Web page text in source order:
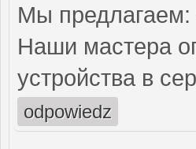
Мы предлагаем:
Наши мастера
устройства в
odpowiedz